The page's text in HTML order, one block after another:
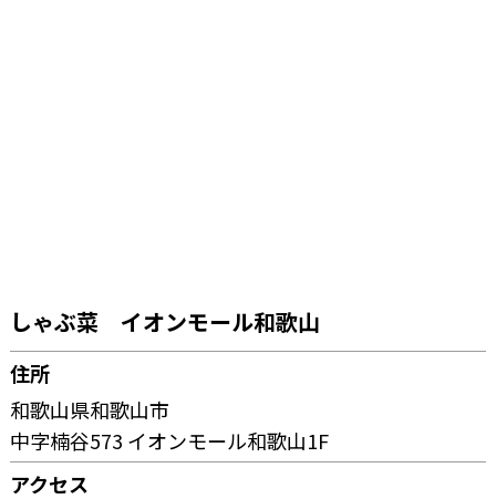
しゃぶ菜 イオンモール和歌山
住所
和歌山県和歌山市
中字楠谷573 イオンモール和歌山1F
アクセス